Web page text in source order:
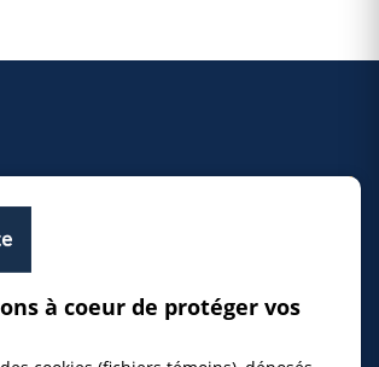
Politique de confidentialité
à coeur de protéger vos